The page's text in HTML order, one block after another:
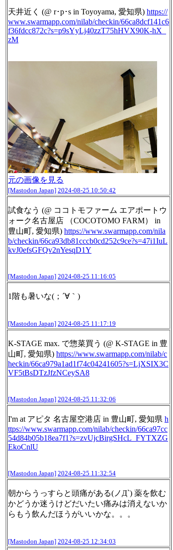
天井近く (@ r･p･s in Toyoyama, 愛知県) https://
www.swarmapp.com/nilab/checkin/66ca8dcf141c6
f36fdcc872c?s=p9sYyLj40zzT75hHVX90K-hX_
zM
元の画像を見る
[Mastodon Japan] 2024-08-25 10:50:42
試食なう (@ ココトモファーム エアポートウ
ォーク名古屋店 （COCOTOMO FARM） in
豊山町, 愛知県) https://www.swarmapp.com/nila
b/checkin/66ca93db81cccb0cd252c9ce?s=47i1IuL
kvJ0efsGFQv2nYesqD1Y
[Mastodon Japan] 2024-08-25 11:16:05
1階も暑いな(；´∀｀)
[Mastodon Japan] 2024-08-25 11:17:19
K-STAGE max. で惣菜買う (@ K-STAGE in 豊
山町, 愛知県) https://www.swarmapp.com/nilab/c
heckin/66ca979a1ad1f74c04241605?s=LjXSIX3C
VF5tBsDTzJfzNCeySA8
[Mastodon Japan] 2024-08-25 11:32:06
I'm at アピタ 名古屋空港店 in 豊山町, 愛知県 h
ttps://www.swarmapp.com/nilab/checkin/66ca97cc
54d84b05b18ea7f1?s=zvUjcBirgSHcL_FYTXZG
EkoCnlU
[Mastodon Japan] 2024-08-25 11:32:54
朝からうっすらと頭痛がある(ノД`) 薬を飲む
かどうか迷うけどだいたい痛みは消えないか
らもう飲んだほうがいいかな。。。
[Mastodon Japan] 2024-08-25 12:34:03